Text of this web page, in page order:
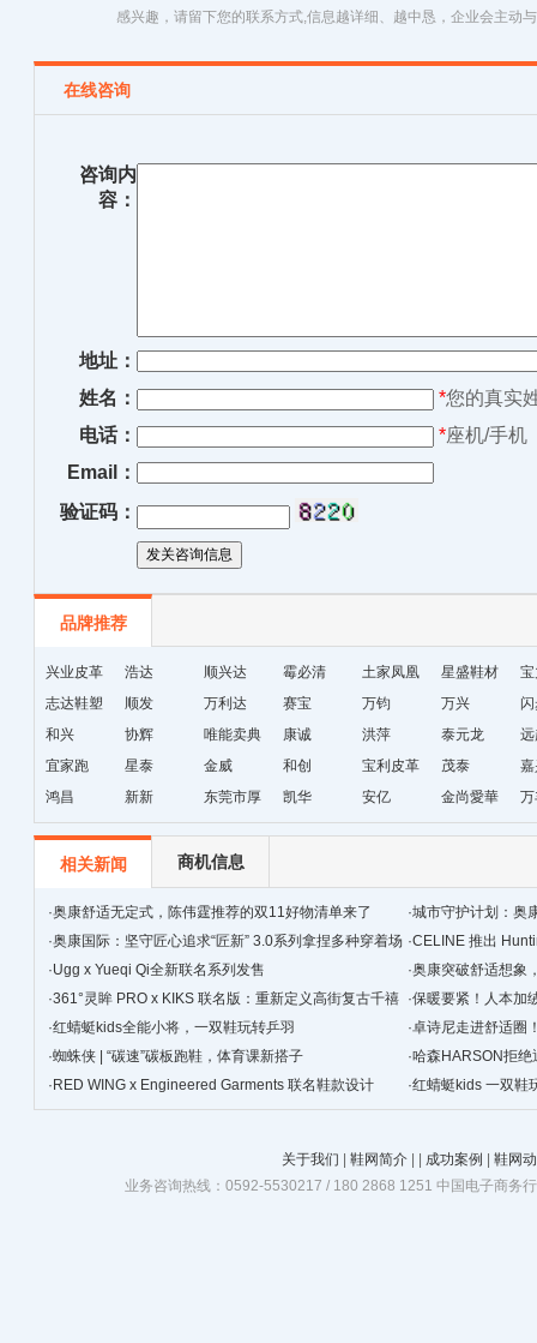
感兴趣，请留下您的联系方式,信息越详细、越中恳，企业会主动
在线咨询
咨询内
容：
地址：
姓名：
*您的真实
电话：
*座机/手机
Email：
验证码：
品牌推荐
兴业皮革 浩达 顺兴达 霉必清
土家凤凰
十字绣鞋
垫厂
星盛鞋材
志达鞋塑
顺发 万利达 赛宝 万钧 万兴
和兴
协辉 唯能卖典 康诚 洪萍 泰元龙
宜家跑
星泰 金威 和创 宝利皮革 茂泰
鸿昌
新新
东莞市厚
街天逸皮
革
凯华 安亿 金尚愛華
相关新闻 商机信息
·奥康舒适无定式，陈伟霆推荐的双11好物清单来了 ·城市守护计划：奥
·奥康国际：坚守匠心追求“匠新” 3.0系列拿捏多种穿着场
景
·CELINE 推出
·Ugg x Yueqi Qi全新联名系列发售 ·奥康突破舒适想象
·361°灵眸 PRO x KIKS 联名版：重新定义高街复古千禧
跑鞋
·保暖要紧！人本加
·红蜻蜓kids全能小将，一双鞋玩转乒羽 ·卓诗尼走进舒适圈
·蜘蛛侠 | “碳速”碳板跑鞋，体育课新搭子 ·哈森HARSON拒绝
· RED WING x Engineered Garments 联名鞋款设计 ·红蜻蜓kids 一双鞋
关于我们 鞋网简介 成功案例
鞋网
业务咨询热线：0592-5530217 / 180 2868 1251 中国电子商务